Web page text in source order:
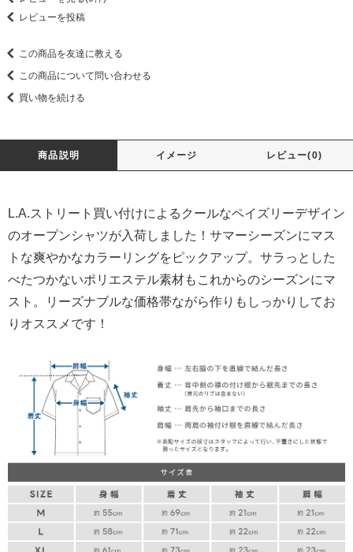
レビューを投稿
この商品を友達に教える
この商品について問い合わせる
買い物を続ける
商品説明 イメージ レビュー(0)
L.A.ストリート買い付けによるクールなペイズリーデザイン
のオープンシャツが入荷しました！サマーシーズンにマス
トな爽やかなカラーリングをピックアップ。サラっとした
べたつかないポリエステル素材もこれからのシーズンにマ
スト。リーズナブルな価格帯ながら作りもしっかりしてお
りオススメです！